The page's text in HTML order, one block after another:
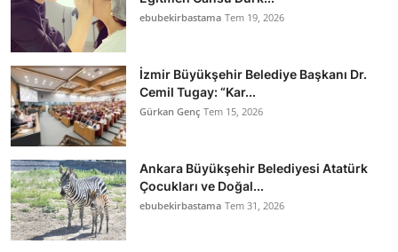
ebubekirbastama Tem 19, 2026
İzmir Büyükşehir Belediye Başkanı Dr.
Cemil Tugay: “Kar...
Gürkan Genç Tem 15, 2026
Ankara Büyükşehir Belediyesi Atatürk
Çocukları ve Doğal...
ebubekirbastama Tem 31, 2026